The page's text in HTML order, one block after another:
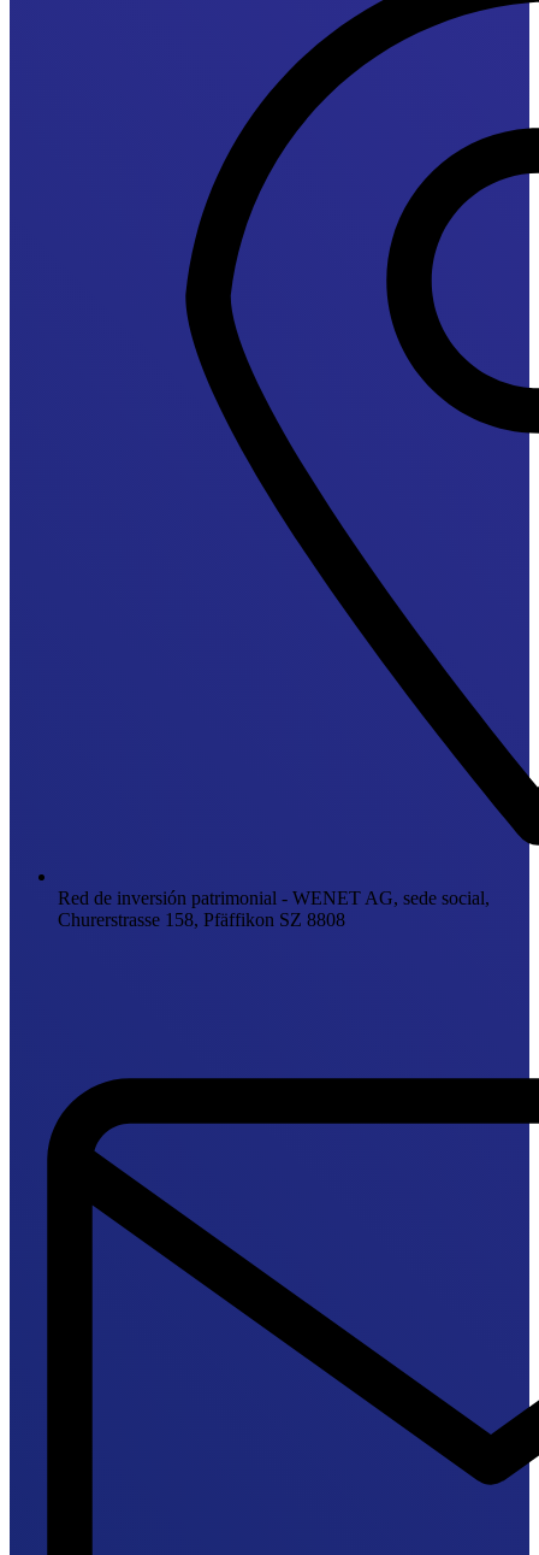
Red de inversión patrimonial - WENET AG, sede social,
Churerstrasse 158, Pfäffikon SZ 8808